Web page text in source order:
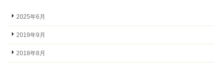
2025年6月
2019年9月
2018年8月